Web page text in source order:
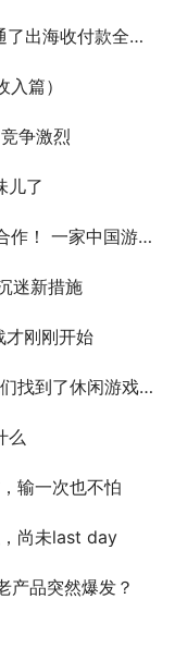
全流程（实操分享）
篇）
争激烈
儿了
国游戏公司CEO的底线
迷新措施
才刚刚开始
闲游戏黄金变现法则
么
输一次也不怕
尚未last day
产品突然爆发？